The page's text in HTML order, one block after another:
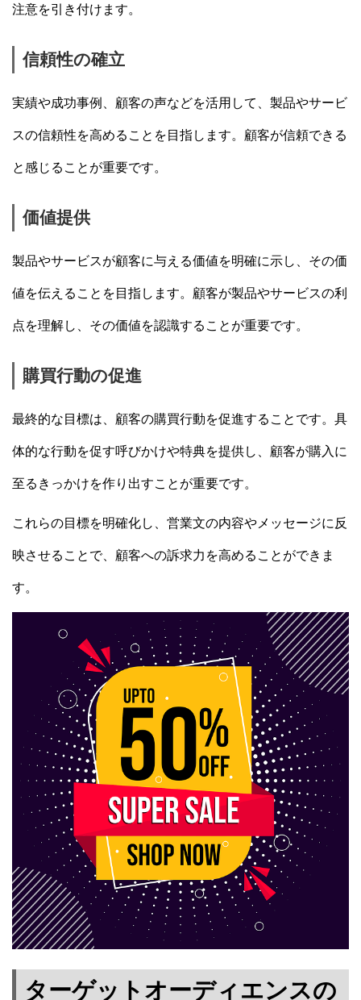
注意を引き付けます。
信頼性の確立
実績や成功事例、顧客の声などを活用して、製品やサービ
スの信頼性を高めることを目指します。顧客が信頼できる
と感じることが重要です。
価値提供
製品やサービスが顧客に与える価値を明確に示し、その価
値を伝えることを目指します。顧客が製品やサービスの利
点を理解し、その価値を認識することが重要です。
購買行動の促進
最終的な目標は、顧客の購買行動を促進することです。具
体的な行動を促す呼びかけや特典を提供し、顧客が購入に
至るきっかけを作り出すことが重要です。
これらの目標を明確化し、営業文の内容やメッセージに反
映させることで、顧客への訴求力を高めることができま
す。
ターゲットオーディエンスの